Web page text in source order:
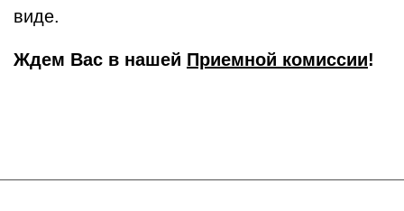
виде.
Ждем Вас в нашей Приемной комиссии!